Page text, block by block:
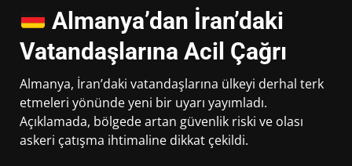
Almanya’dan İran’daki
Vatandaşlarına Acil Çağrı
Almanya, İran’daki vatandaşlarına ülkeyi derhal terk
etmeleri yönünde yeni bir uyarı yayımladı.
Açıklamada, bölgede artan güvenlik riski ve olası
askeri çatışma ihtimaline dikkat çekildi.